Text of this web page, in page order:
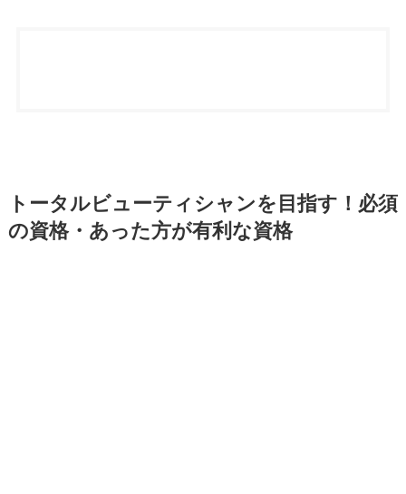
トータルビューティシャンを目指す！必須
の資格・あった方が有利な資格